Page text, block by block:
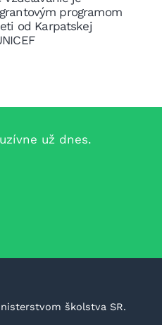
programom
od Karpatskej
už dnes.
školstva SR.